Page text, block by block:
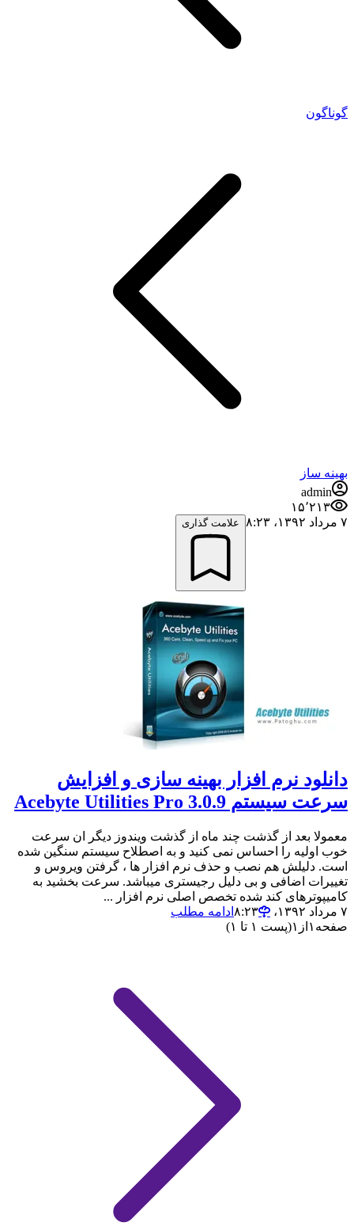
گوناگون
بهینه ساز
admin
۱۵٬۲۱۳
۷ مرداد ۱۳۹۲،‏ ۸:۲۳
علامت گذاری
دانلود نرم افزار بهینه سازی و افزایش
سرعت سیستم Acebyte Utilities Pro 3.0.9
معمولا بعد از گذشت چند ماه از گذشت ویندوز دیگر ان سرعت
خوب اولیه را احساس نمی کنید و به اصطلاح سیستم سنگین شده
است. دلیلش هم نصب و حذف نرم افزار ها ، گرفتن ویروس و
تغییرات اضافی و بی دلیل رجیستری میباشد. سرعت بخشید به
کامیپوترهای کند شده تخصص اصلی نرم افزار ...
۷ مرداد ۱۳۹۲،‏ ۸:۲۳
ادامه مطلب
صفحه ۱ از ۱(پست ۱ تا ۱)